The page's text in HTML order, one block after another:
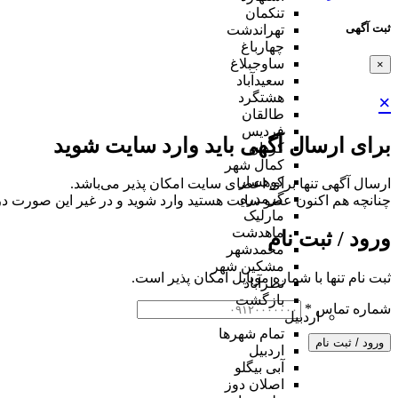
ثبت آگهی
×
×
برای ارسال آگهی باید وارد سایت شوید
ارسال آگهی تنها برای اعضای سایت امکان پذیر می‌باشد.
چنانچه هم‌ اکنون عضو سایت هستید وارد شوید و در غیر این صورت
ورود / ثبت نام
ثبت نام تنها با شماره موبایل امکان پذیر است.
شماره تماس *
ورود / ثبت نام
تنکمان
تهراندشت
چهارباغ
ساوجبلاغ
سعیدآباد
هشتگرد
طالقان
فردیس
کردان
کمال شهر
کوهسار
گرمدره
مارلیک
ماهدشت
محمدشهر
مشکین شهر
نظرآباد
بازگشت
اردبیل
تمام شهر‌ها
اردبیل
آبی بیگلو
اصلان دوز